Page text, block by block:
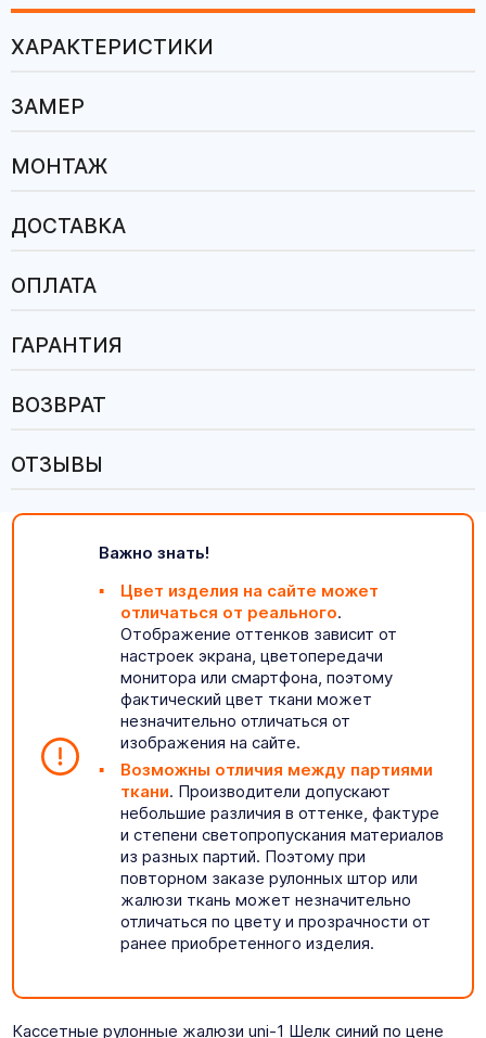
ХАРАКТЕРИСТИКИ
ЗАМЕР
МОНТАЖ
ДОСТАВКА
ОПЛАТА
ГАРАНТИЯ
ВОЗВРАТ
ОТЗЫВЫ
Важно знать!
Цвет изделия на сайте может
отличаться от реального.
Отображение оттенков зависит от
настроек экрана, цветопередачи
монитора или смартфона, поэтому
фактический цвет ткани может
незначительно отличаться от
изображения на сайте.
Возможны отличия между партиями
ткани. Производители допускают
небольшие различия в оттенке, фактуре
и степени светопропускания материалов
из разных партий. Поэтому при
повторном заказе рулонных штор или
жалюзи ткань может незначительно
отличаться по цвету и прозрачности от
ранее приобретенного изделия.
Кассетные рулонные жалюзи uni-1 Шелк синий по цене